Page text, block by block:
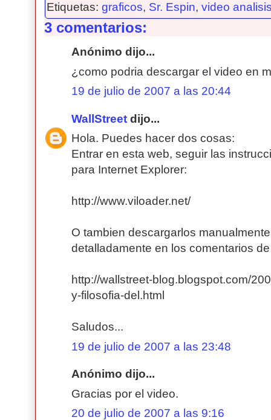
Etiquetas:graficos, Sr. Espin,video
3 comentarios:
Anónimo dijo...
¿como podria descargar el video en
19 de julio de 2007 a las 20:44
WallStreet dijo...
Hola. Puedes hacer dos cosas:
Entrar en esta web, seguir las
para Internet Explorer:
http://www.viloader.net/
O tambien descargarlos
detalladamente en los comentarios
http://wallstreet-blog.blogspot.com/
y-filosofia-del.html
Saludos...
19 de julio de 2007 a las 23:48
Anónimo dijo...
Gracias por el video.
20 de julio de 2007 a las 9:16